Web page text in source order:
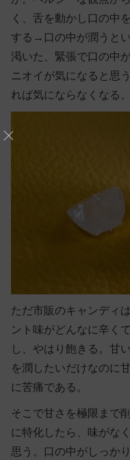
く、舌を動かし口の中
する→口の中が潤うと
渇いた、緊張で口の中
ニオイが気になると思
れば気にならなくなる。
ただ市販のキャンディ
ント味がどんなに辛く
し、やはり飽きる。甘
を潤したいだけなのに
に苦痛である。
そこで甘さを極限まで
に特化したら、味がな
思う。口の中がしっか